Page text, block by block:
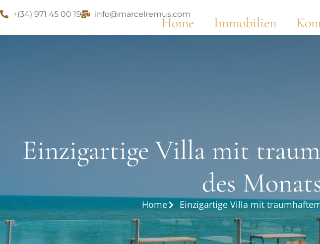
+(34) 971 45 00 19 info@marcelremus.com
Home Immobilien
Einzigartige Villa mit
des
Home Einzigartige Villa mit